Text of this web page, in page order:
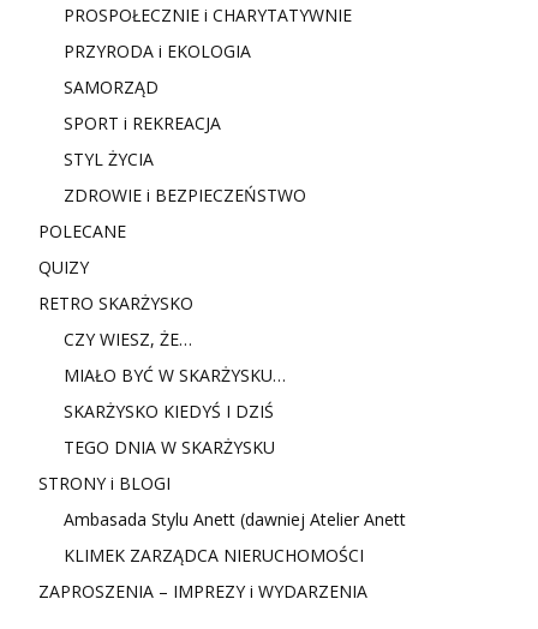
PROSPOŁECZNIE i CHARYTATYWNIE
PRZYRODA i EKOLOGIA
SAMORZĄD
SPORT i REKREACJA
STYL ŻYCIA
ZDROWIE i BEZPIECZEŃSTWO
POLECANE
QUIZY
RETRO SKARŻYSKO
CZY WIESZ, ŻE…
MIAŁO BYĆ W SKARŻYSKU…
SKARŻYSKO KIEDYŚ I DZIŚ
TEGO DNIA W SKARŻYSKU
STRONY i BLOGI
Ambasada Stylu Anett (dawniej Atelier Anett
KLIMEK ZARZĄDCA NIERUCHOMOŚCI
ZAPROSZENIA – IMPREZY i WYDARZENIA